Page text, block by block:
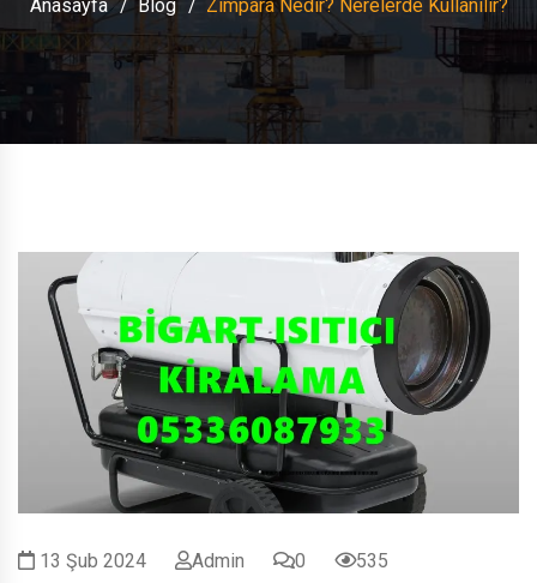
Anasayfa Blog Zımpara Nedir? Nerelerde Kullanılır?
13 Şub 2024 Admin 0
535